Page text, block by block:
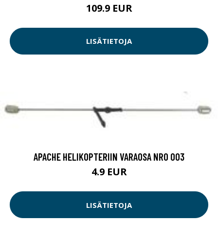
109.9 EUR
LISÄTIETOJA
APACHE HELIKOPTERIIN VARAOSA NRO 003
4.9 EUR
LISÄTIETOJA